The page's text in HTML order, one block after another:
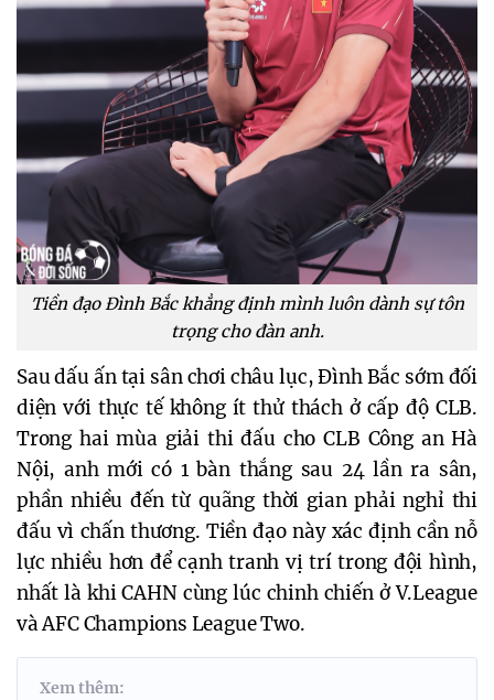
Tiền đạo Đình Bắc khẳng định mình luôn dành sự tôn
trọng cho đàn anh.
Sau dấu ấn tại sân chơi châu lục, Đình Bắc sớm đối
diện với thực tế không ít thử thách ở cấp độ CLB.
Trong hai mùa giải thi đấu cho CLB Công an Hà
Nội, anh mới có 1 bàn thắng sau 24 lần ra sân,
phần nhiều đến từ quãng thời gian phải nghỉ thi
đấu vì chấn thương. Tiền đạo này xác định cần nỗ
lực nhiều hơn để cạnh tranh vị trí trong đội hình,
nhất là khi CAHN cùng lúc chinh chiến ở V.League
và AFC Champions League Two.
Xem thêm: